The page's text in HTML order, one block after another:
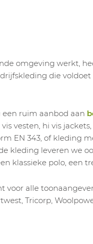
omgeving werkt,
die
ruim aanbod aan
vesten, hi vis
EN 343, of kleding
kleding leveren we
klassieke polo, een
voor alle
Tricorp,